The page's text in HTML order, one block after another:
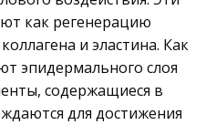
как регенерацию
и эластина. Как
эпидермального слоя
содержащиеся в
для достижения